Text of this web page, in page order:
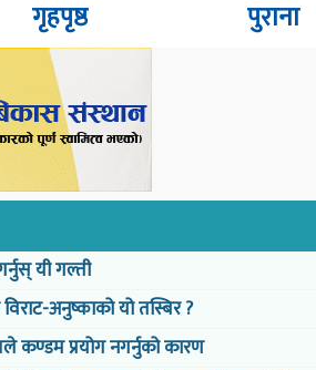
पुराना
गृहपृष्ठ
यी गल्ती
अनुष्काको यो तस्बिर ?
कण्डम प्रयोग नगर्नुको कारण